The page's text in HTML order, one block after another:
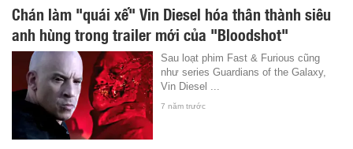
Chán làm "quái xế" Vin Diesel hóa thân thành siêu
anh hùng trong trailer mới của "Bloodshot"
Sau loạt phim Fast & Furious cũng
như series Guardians of the Galaxy,
Vin Diesel ...
7 năm trước